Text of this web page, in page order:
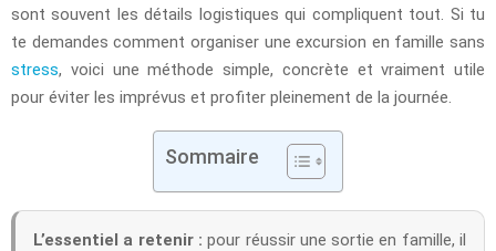
sont souvent les détails logistiques qui compliquent tout. Si tu
te demandes comment organiser une excursion en famille sans
stress, voici une méthode simple, concrète et vraiment utile
pour éviter les imprévus et profiter pleinement de la journée.
Sommaire
L’essentiel a retenir : pour réussir une sortie en famille, il